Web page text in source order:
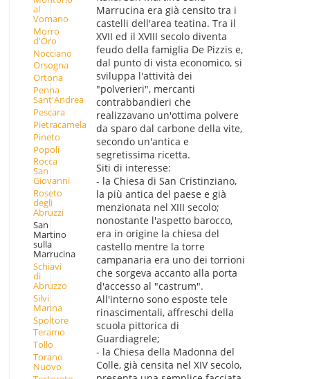
al
Vomano
Morro
d'Oro
Nocciano
Orsogna
Ortona
Penna
Sant'Andrea
Pescara
Pietracamela
Pineto
Popoli
Rocca
San
Giovanni
Roseto
degli
Abruzzi
San
Martino
sulla
Marrucina
Schiavi
di
Abruzzo
Silvi
Marina
Spoltore
Teramo
Tollo
Torano
Nuovo
Marrucina era già censito tra i
castelli dell'area teatina. Tra il
XVII ed il XVIII secolo diventa
feudo della famiglia De Pizzis e,
dal punto di vista economico, si
sviluppa l'attività dei
"polverieri", mercanti
contrabbandieri che
realizzavano un'ottima polvere
da sparo dal carbone della vite,
secondo un'antica e
segretissima ricetta.
Siti di interesse:
- la Chiesa di San Cristinziano,
la più antica del paese e già
menzionata nel XIII secolo;
nonostante l'aspetto barocco,
era in origine la chiesa del
castello mentre la torre
campanaria era uno dei torrioni
che sorgeva accanto alla porta
d'accesso al "castrum".
All'interno sono esposte tele
rinascimentali, affreschi della
scuola pittorica di
Guardiagrele;
- la Chiesa della Madonna del
Colle, già censita nel XIV secolo,